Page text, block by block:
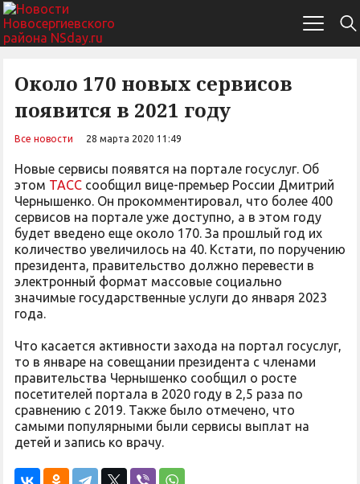
Около 170 новых сервисов
появится в 2021 году
Все новости 28 марта 2020 11:49
Новые сервисы появятся на портале госуслуг. Об
этом ТАСС сообщил вице-премьер России Дмитрий
Чернышенко. Он прокомментировал, что более 400
сервисов на портале уже доступно, а в этом году
будет введено еще около 170. За прошлый год их
количество увеличилось на 40. Кстати, по поручению
президента, правительство должно перевести в
электронный формат массовые социально
значимые государственные услуги до января 2023
года.
Что касается активности захода на портал госуслуг,
то в январе на совещании президента с членами
правительства Чернышенко сообщил о росте
посетителей портала в 2020 году в 2,5 раза по
сравнению с 2019. Также было отмечено, что
самыми популярными были сервисы выплат на
детей и запись ко врачу.